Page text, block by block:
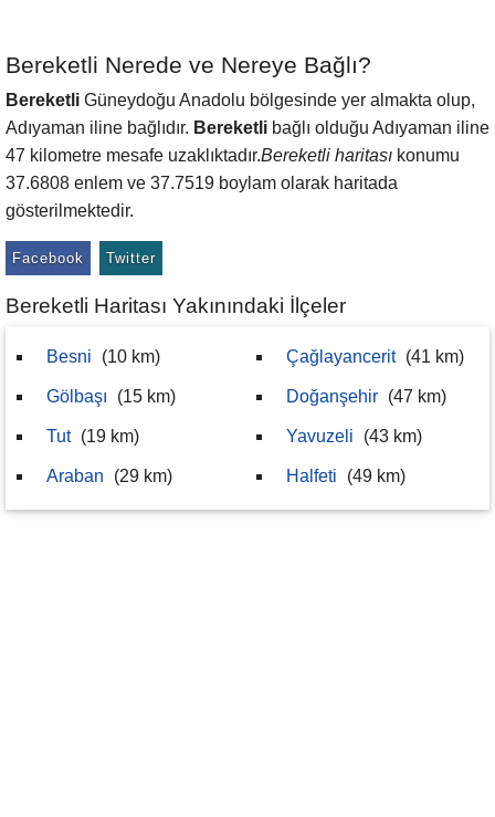
Bereketli Nerede ve Nereye Bağlı?
Bereketli Güneydoğu Anadolu bölgesinde yer almakta olup,
Adıyaman iline bağlıdır. Bereketli bağlı olduğu Adıyaman iline
47 kilometre mesafe uzaklıktadır.Bereketli haritası konumu
37.6808 enlem ve 37.7519 boylam olarak haritada
gösterilmektedir.
Facebook Twitter
Bereketli Haritası Yakınındaki İlçeler
Besni (10 km)
Gölbaşı (15 km)
Tut (19 km)
Araban (29 km)
Çağlayancerit (41 km)
Doğanşehir (47 km)
Yavuzeli (43 km)
Halfeti (49 km)